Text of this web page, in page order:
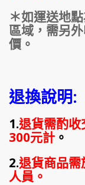
＊如運送地
區域，需另
價。
退換說明:
1.退貨需酌
300元計 。
2.退貨商品
人員。